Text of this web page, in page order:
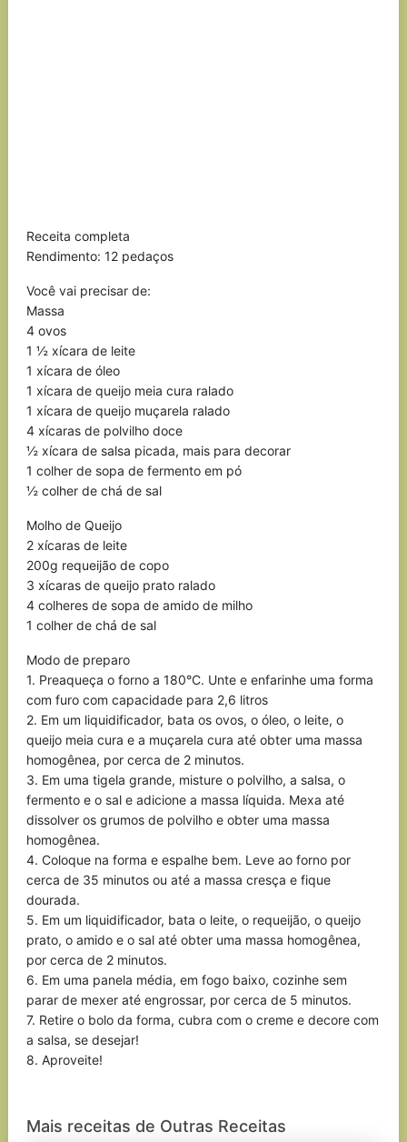
Receita completa
Rendimento: 12 pedaços
Você vai precisar de:
Massa
4 ovos
1 ½ xícara de leite
1 xícara de óleo
1 xícara de queijo meia cura ralado
1 xícara de queijo muçarela ralado
4 xícaras de polvilho doce
½ xícara de salsa picada, mais para decorar
1 colher de sopa de fermento em pó
½ colher de chá de sal
Molho de Queijo
2 xícaras de leite
200g requeijão de copo
3 xícaras de queijo prato ralado
4 colheres de sopa de amido de milho
1 colher de chá de sal
Modo de preparo
1. Preaqueça o forno a 180°C. Unte e enfarinhe uma forma
com furo com capacidade para 2,6 litros
2. Em um liquidificador, bata os ovos, o óleo, o leite, o
queijo meia cura e a muçarela cura até obter uma massa
homogênea, por cerca de 2 minutos.
3. Em uma tigela grande, misture o polvilho, a salsa, o
fermento e o sal e adicione a massa líquida. Mexa até
dissolver os grumos de polvilho e obter uma massa
homogênea.
4. Coloque na forma e espalhe bem. Leve ao forno por
cerca de 35 minutos ou até a massa cresça e fique
dourada.
5. Em um liquidificador, bata o leite, o requeijão, o queijo
prato, o amido e o sal até obter uma massa homogênea,
por cerca de 2 minutos.
6. Em uma panela média, em fogo baixo, cozinhe sem
parar de mexer até engrossar, por cerca de 5 minutos.
7. Retire o bolo da forma, cubra com o creme e decore com
a salsa, se desejar!
8. Aproveite!
Mais receitas de Outras Receitas